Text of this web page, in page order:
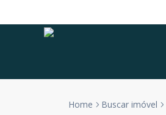
Home Buscar imóvel